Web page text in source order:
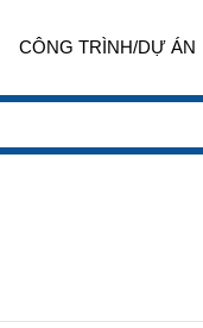
CÔNG TRÌNH/DỰ ÁN